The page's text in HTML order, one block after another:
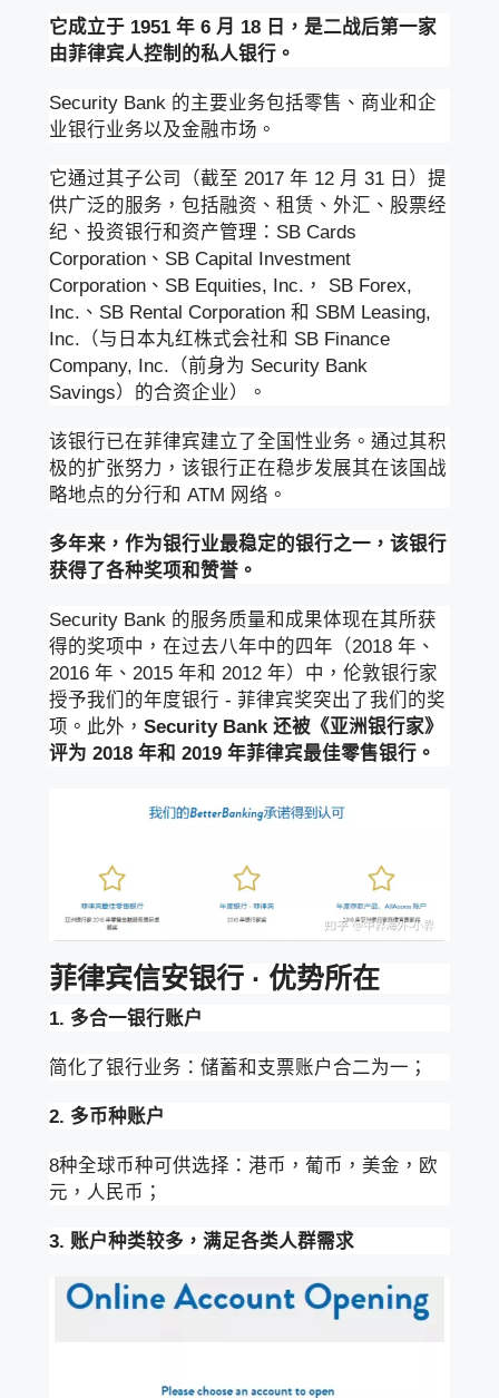
它成立于 1951 年 6 月 18 日，是二战后第一家
由菲律宾人控制的私人银行。
Security Bank 的主要业务包括零售、商业和企
业银行业务以及金融市场。
它通过其子公司（截至 2017 年 12 月 31 日）提
供广泛的服务，包括融资、租赁、外汇、股票经
纪、投资银行和资产管理：SB Cards
Corporation、SB Capital Investment
Corporation、SB Equities, Inc.， SB Forex,
Inc.、SB Rental Corporation 和 SBM Leasing,
Inc.（与日本丸红株式会社和 SB Finance
Company, Inc.（前身为 Security Bank
Savings）的合资企业）。
该银行已在菲律宾建立了全国性业务。通过其积
极的扩张努力，该银行正在稳步发展其在该国战
略地点的分行和 ATM 网络。
多年来，作为银行业最稳定的银行之一，该银行
获得了各种奖项和赞誉。
Security Bank 的服务质量和成果体现在其所获
得的奖项中，在过去八年中的四年（2018 年、
2016 年、2015 年和 2012 年）中，伦敦银行家
授予我们的年度银行 - 菲律宾奖突出了我们的奖
项。此外， Security Bank 还被《亚洲银行家》
评为 2018 年和 2019 年菲律宾最佳零售银行。
菲律宾信安银行 · 优势所在
1. 多合一银行账户
简化了银行业务：储蓄和支票账户合二为一；
2. 多币种账户
8种全球币种可供选择：港币，葡币，美金，欧
元，人民币；
3. 账户种类较多，满足各类人群需求